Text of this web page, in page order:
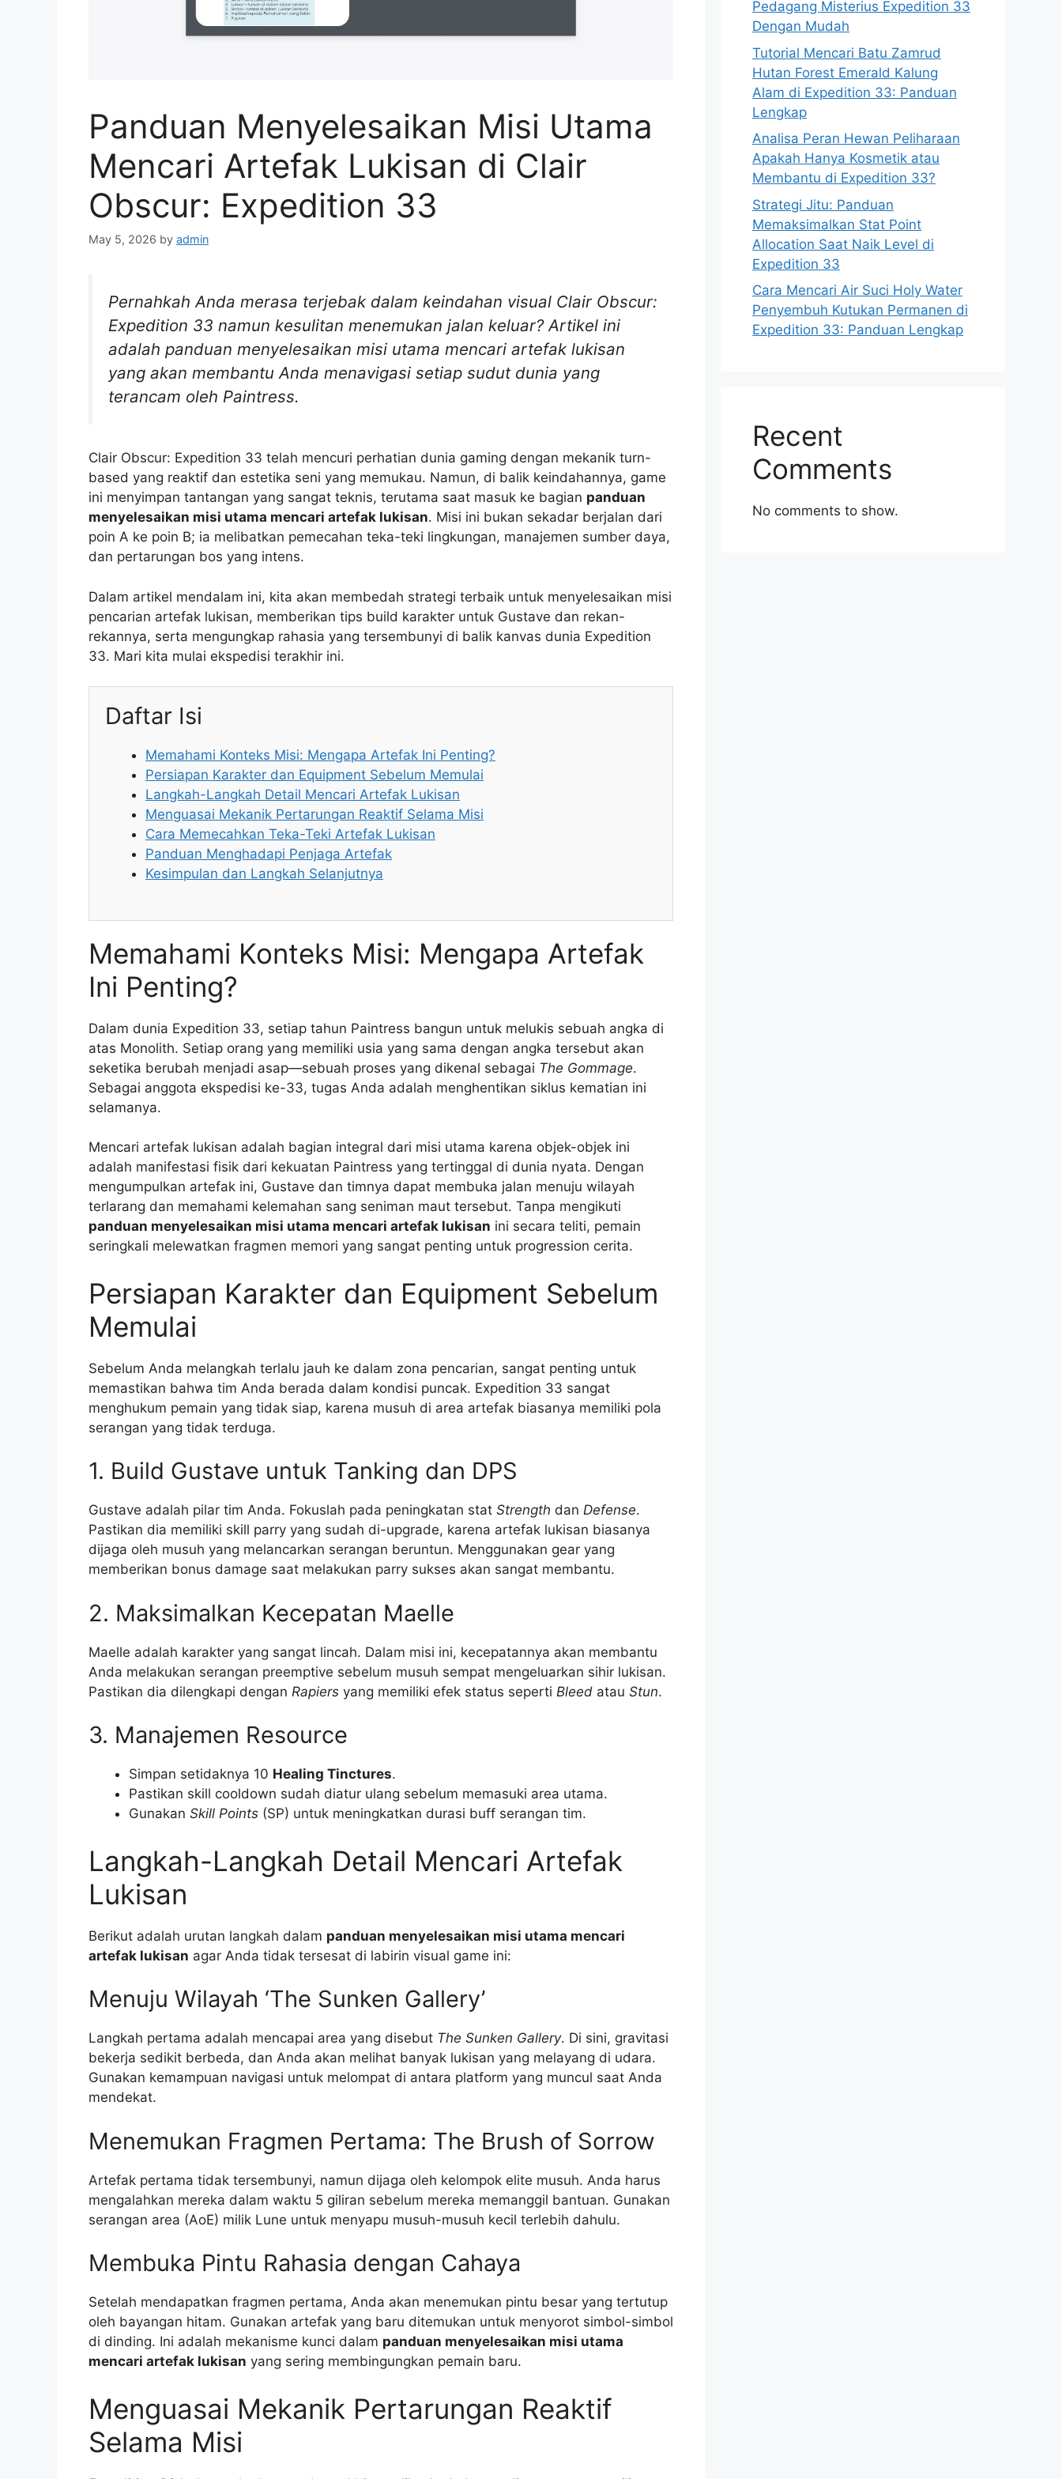
Panduan Menyelesaikan Misi Utama
Mencari Artefak Lukisan di Clair
Obscur: Expedition 33
May 5, 2026 by admin
Pernahkah Anda merasa terjebak dalam keindahan visual Clair Obscur:
Expedition 33 namun kesulitan menemukan jalan keluar? Artikel ini
adalah panduan menyelesaikan misi utama mencari artefak lukisan
yang akan membantu Anda menavigasi setiap sudut dunia yang
terancam oleh Paintress.
Clair Obscur: Expedition 33 telah mencuri perhatian dunia gaming dengan mekanik turn-
based yang reaktif dan estetika seni yang memukau. Namun, di balik keindahannya, game
ini menyimpan tantangan yang sangat teknis, terutama saat masuk ke bagian panduan
menyelesaikan misi utama mencari artefak lukisan. Misi ini bukan sekadar berjalan dari
poin A ke poin B; ia melibatkan pemecahan teka-teki lingkungan, manajemen sumber daya,
dan pertarungan bos yang intens.
Dalam artikel mendalam ini, kita akan membedah strategi terbaik untuk menyelesaikan misi
pencarian artefak lukisan, memberikan tips build karakter untuk Gustave dan rekan-
rekannya, serta mengungkap rahasia yang tersembunyi di balik kanvas dunia Expedition
33. Mari kita mulai ekspedisi terakhir ini.
Daftar Isi
Memahami Konteks Misi: Mengapa Artefak Ini Penting?
Persiapan Karakter dan Equipment Sebelum Memulai
Langkah-Langkah Detail Mencari Artefak Lukisan
Menguasai Mekanik Pertarungan Reaktif Selama Misi
Cara Memecahkan Teka-Teki Artefak Lukisan
Panduan Menghadapi Penjaga Artefak
Kesimpulan dan Langkah Selanjutnya
Memahami Konteks Misi: Mengapa Artefak
Ini Penting?
Dalam dunia Expedition 33, setiap tahun Paintress bangun untuk melukis sebuah angka di
atas Monolith. Setiap orang yang memiliki usia yang sama dengan angka tersebut akan
seketika berubah menjadi asap—sebuah proses yang dikenal sebagai The Gommage.
Sebagai anggota ekspedisi ke-33, tugas Anda adalah menghentikan siklus kematian ini
selamanya.
Mencari artefak lukisan adalah bagian integral dari misi utama karena objek-objek ini
adalah manifestasi fisik dari kekuatan Paintress yang tertinggal di dunia nyata. Dengan
mengumpulkan artefak ini, Gustave dan timnya dapat membuka jalan menuju wilayah
terlarang dan memahami kelemahan sang seniman maut tersebut. Tanpa mengikuti
panduan menyelesaikan misi utama mencari artefak lukisan ini secara teliti, pemain
seringkali melewatkan fragmen memori yang sangat penting untuk progression cerita.
Persiapan Karakter dan Equipment Sebelum
Memulai
Sebelum Anda melangkah terlalu jauh ke dalam zona pencarian, sangat penting untuk
memastikan bahwa tim Anda berada dalam kondisi puncak. Expedition 33 sangat
menghukum pemain yang tidak siap, karena musuh di area artefak biasanya memiliki pola
serangan yang tidak terduga.
1. Build Gustave untuk Tanking dan DPS
Gustave adalah pilar tim Anda. Fokuslah pada peningkatan stat Strength dan Defense.
Pastikan dia memiliki skill parry yang sudah di-upgrade, karena artefak lukisan biasanya
dijaga oleh musuh yang melancarkan serangan beruntun. Menggunakan gear yang
memberikan bonus damage saat melakukan parry sukses akan sangat membantu.
2. Maksimalkan Kecepatan Maelle
Maelle adalah karakter yang sangat lincah. Dalam misi ini, kecepatannya akan membantu
Anda melakukan serangan preemptive sebelum musuh sempat mengeluarkan sihir lukisan.
Pastikan dia dilengkapi dengan Rapiers yang memiliki efek status seperti Bleed atau Stun.
3. Manajemen Resource
Simpan setidaknya 10 Healing Tinctures.
Pastikan skill cooldown sudah diatur ulang sebelum memasuki area utama.
Gunakan Skill Points (SP) untuk meningkatkan durasi buff serangan tim.
Langkah-Langkah Detail Mencari Artefak
Lukisan
Berikut adalah urutan langkah dalam panduan menyelesaikan misi utama mencari
artefak lukisan agar Anda tidak tersesat di labirin visual game ini:
Menuju Wilayah ‘The Sunken Gallery’
Langkah pertama adalah mencapai area yang disebut The Sunken Gallery. Di sini, gravitasi
bekerja sedikit berbeda, dan Anda akan melihat banyak lukisan yang melayang di udara.
Gunakan kemampuan navigasi untuk melompat di antara platform yang muncul saat Anda
mendekat.
Menemukan Fragmen Pertama: The Brush of Sorrow
Artefak pertama tidak tersembunyi, namun dijaga oleh kelompok elite musuh. Anda harus
mengalahkan mereka dalam waktu 5 giliran sebelum mereka memanggil bantuan. Gunakan
serangan area (AoE) milik Lune untuk menyapu musuh-musuh kecil terlebih dahulu.
Membuka Pintu Rahasia dengan Cahaya
Setelah mendapatkan fragmen pertama, Anda akan menemukan pintu besar yang tertutup
oleh bayangan hitam. Gunakan artefak yang baru ditemukan untuk menyorot simbol-simbol
di dinding. Ini adalah mekanisme kunci dalam panduan menyelesaikan misi utama
mencari artefak lukisan yang sering membingungkan pemain baru.
Menguasai Mekanik Pertarungan Reaktif
Selama Misi
Pedagang Misterius Expedition 33
Dengan Mudah
Tutorial Mencari Batu Zamrud
Hutan Forest Emerald Kalung
Alam di Expedition 33: Panduan
Lengkap
Analisa Peran Hewan Peliharaan
Apakah Hanya Kosmetik atau
Membantu di Expedition 33?
Strategi Jitu: Panduan
Memaksimalkan Stat Point
Allocation Saat Naik Level di
Expedition 33
Cara Mencari Air Suci Holy Water
Penyembuh Kutukan Permanen di
Expedition 33: Panduan Lengkap
Recent
Comments
No comments to show.